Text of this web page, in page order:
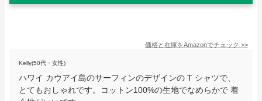
価格と在庫をAmazonでチェック >>
Kelly(50代・女性)
ハワイ カウアイ島のサーフィンのデザインの T シャツで、
とてもおしゃれです。コットン100%の生地でなめらかで 着